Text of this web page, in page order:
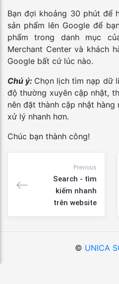
Bạn đợi khoảng 30 phút để
sản phẩm lên Google để
phẩm trong danh mục
Merchant Center và khách
Google bất cứ lúc nào.
Chú ý: Chọn lịch tìm nạp dữ
độ thường xuyên cập nhật,
nên đặt thành cập nhật
xử lý nhanh hơn.
Chúc bạn thành công!
Previous
Search - tìm
kiếm nhanh
trên website
© UNICA